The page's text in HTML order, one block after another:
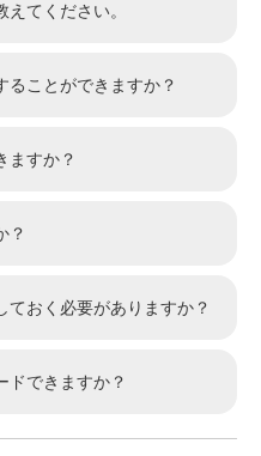
てください。
ることができますか？
ますか？
？
ておく必要がありますか？
ドできますか？